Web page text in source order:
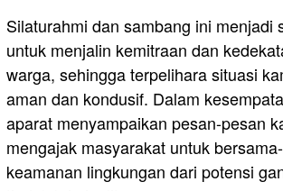
Silaturahmi dan sambang ini menjadi
untuk menjalin kemitraan dan
warga, sehingga terpelihara situasi
aman dan kondusif. Dalam
aparat menyampaikan pesan-pesan
mengajak masyarakat untuk
keamanan lingkungan dari potensi